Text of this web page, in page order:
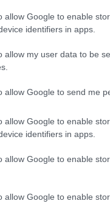
allow Google to enable
identifiers in apps.
allow my user data to be
allow Google to send me
allow Google to enable
identifiers in apps.
allow Google to enable
allow Google to enable
dei certificati
il
anagrafica senza
è semplice:
verificabileche non
sicurezza